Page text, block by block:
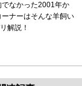
なかった2001年か
ナーはそんな羊飼い
解説！